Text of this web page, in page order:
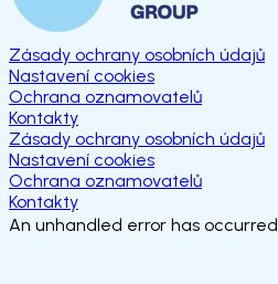
Zásady ochrany osobních údajů
Nastavení cookies
Ochrana oznamovatelů
Kontakty
Zásady ochrany osobních údajů
Nastavení cookies
Ochrana oznamovatelů
Kontakty
An unhandled error has occurred.